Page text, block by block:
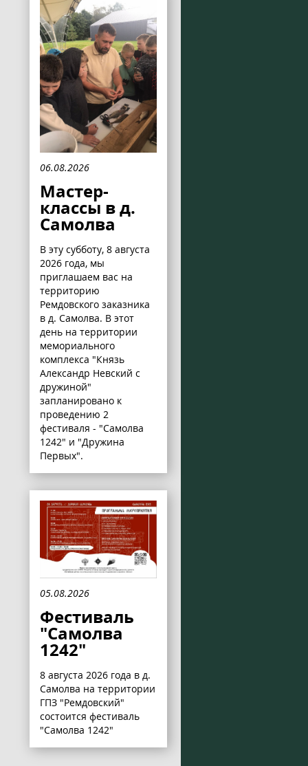
06.08.2026
Мастер-
классы в д.
Самолва
В эту субботу, 8 августа
2026 года, мы
приглашаем вас на
территорию
Ремдовского заказника
в д. Самолва. В этот
день на территории
мемориального
комплекса "Князь
Александр Невский с
дружиной"
запланировано к
проведению 2
фестиваля - "Самолва
1242" и "Дружина
Первых".
05.08.2026
Фестиваль
"Самолва
1242"
8 августа 2026 года в д.
Самолва на территории
ГПЗ "Ремдовский"
состоится фестиваль
"Самолва 1242"